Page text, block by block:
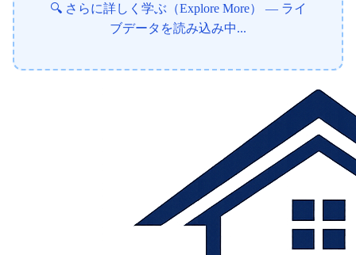
🔍 さらに詳しく学ぶ（Explore More） — ライ
ブデータを読み込み中...